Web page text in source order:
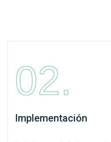
02.
Implementación